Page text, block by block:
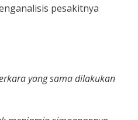
pesakitnya
yang sama dilakukan